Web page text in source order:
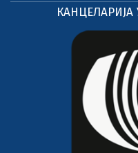
КАНЦЕЛАРИЈА